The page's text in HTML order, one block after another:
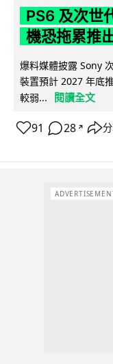
PS6 及次世
機恐拖累推
爆料媒體披露 Sony
裝置預計 2027 年底
較弱...
閱讀全文
91 28 ↗